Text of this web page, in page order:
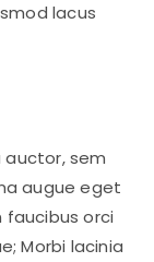
lacus
auctor, sem
augue eget
faucibus orci
Morbi lacinia